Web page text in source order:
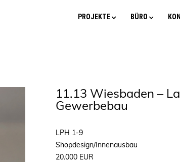
PROJEKTE BÜRO
11.13 Wiesbaden –
Gewerbebau
LPH 1-9
Shopdesign/Innenausbau
20.000 EUR